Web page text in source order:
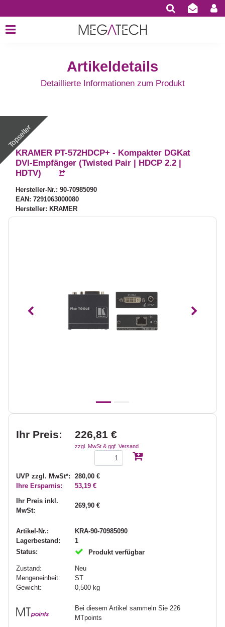
Artikeldetails
Detaillierte Informationen zum Produkt
KRAMER PT-572HDCP+ - Kompakter DGKat
DVI-Empfänger (Twisted Pair | HDCP 2.2 |
HDTV)
Hersteller-Nr.: 90-70985090
EAN: 7291063000080
Hersteller: KRAMER
Vorheriges
Ihr Preis: 226,81 €
zzgl. MwSt & ggf. Versand
UVP zzgl. MwSt*:
280,00 €
Ihre Ersparnis:
53,19 €
Ihr Preis inkl.
MwSt:
269,90 €
Artikel-Nr.:
KRA-90-70985090
Lagerbestand:
1
Status:
Produkt verfügbar
Zustand:
Neu
Mengeneinheit:
ST
Gewicht:
0,500kg
Bei diesem Artikel sammeln Sie 226
MTpoints